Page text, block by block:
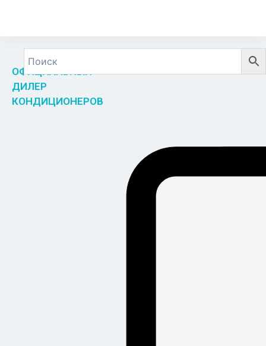
ОФИЦИАЛЬНЫЙ
ДИЛЕР
КОНДИЦИОНЕРОВ